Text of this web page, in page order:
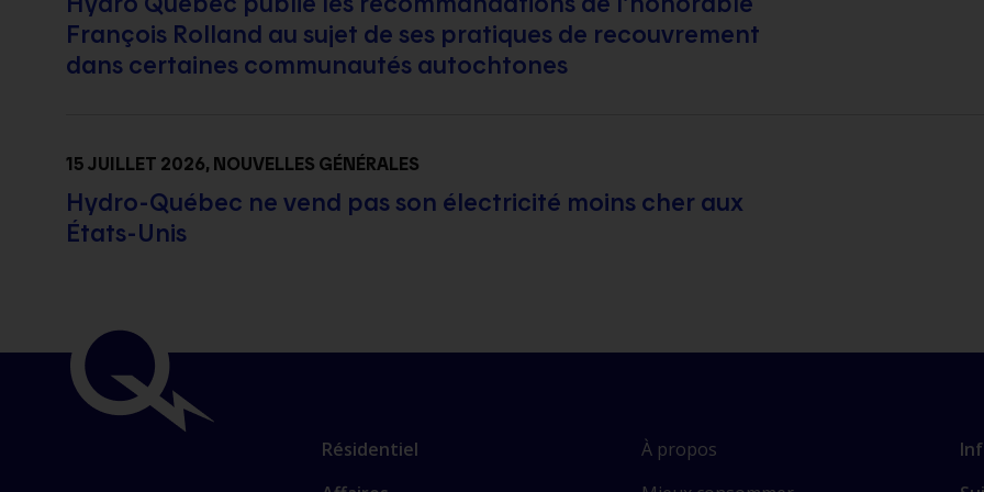
François Rolland au sujet de ses pratiques de recouvrement
dans certaines communautés autochtones
15 JUILLET 2026, NOUVELLES GÉNÉRALES
Hydro-Québec ne vend pas son électricité moins cher aux
États-Unis
Résidentiel
À propos